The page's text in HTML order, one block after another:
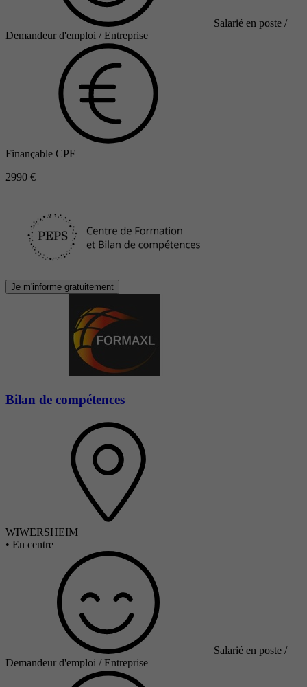
Salarié en poste /
Demandeur d'emploi / Entreprise
Finançable CPF
2990 €
Je m'informe gratuitement
Bilan de compétences
WIWERSHEIM
• En centre
Salarié en poste /
Demandeur d'emploi / Entreprise